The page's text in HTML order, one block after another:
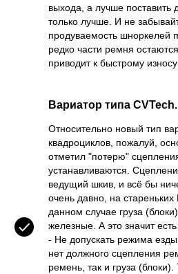
выхода, а лучше
только лучше. И не
продуваемость шноркелей
редко части ремня
приводит к быстрому
Вариатор типа
Относительно новый тип
квадроциклов, пожалуй,
отметил "потерю"
устанавливаются.
ведущий шкив, и всё бы
очень давно, на
данном случае груза
железные. А это значит
- Не допускать режима
нет должного сцепления
ремень, так и груза (блоки).